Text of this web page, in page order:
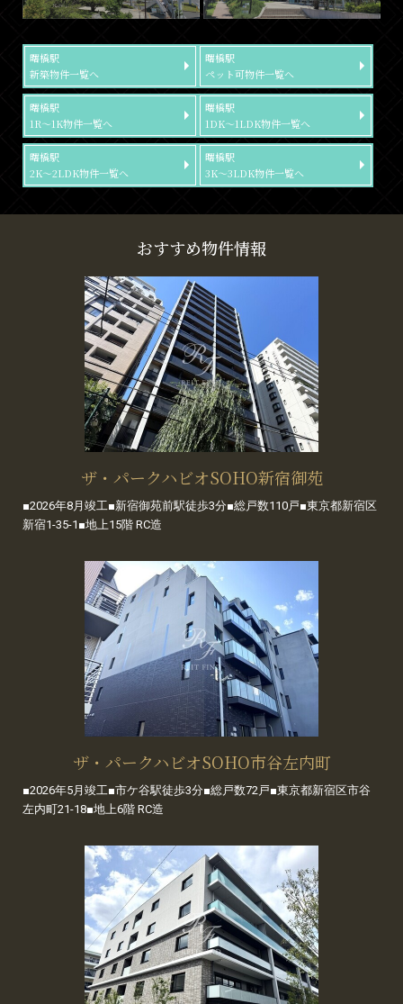
曙橋駅
新築物件一覧へ
曙橋駅
ペット可物件一覧へ
曙橋駅
1R～1K物件一覧へ
曙橋駅
1DK～1LDK物件一覧へ
曙橋駅
2K～2LDK物件一覧へ
曙橋駅
3K～3LDK物件一覧へ
おすすめ物件情報
ザ・パークハビオSOHO新宿御苑
■2026年8月竣工■新宿御苑前駅徒歩3分■総戸数110戸■東京都新宿区
新宿1-35-1■地上15階 RC造
ザ・パークハビオSOHO市谷左内町
■2026年5月竣工■市ケ谷駅徒歩3分■総戸数72戸■東京都新宿区市谷
左内町21-18■地上6階 RC造